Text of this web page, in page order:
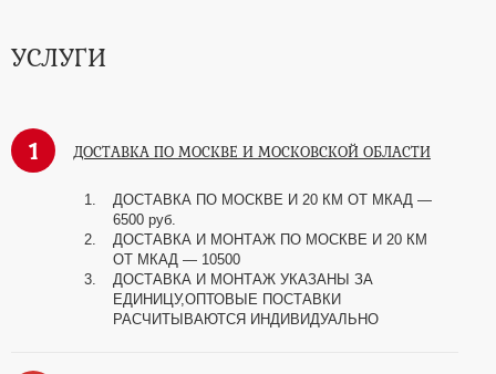
УСЛУГИ
1 ДОСТАВКА ПО МОСКВЕ И МОСКОВСКОЙ ОБЛАСТИ
ДОСТАВКА ПО МОСКВЕ И 20 КМ ОТ МКАД —
6500 руб.
ДОСТАВКА И МОНТАЖ ПО МОСКВЕ И 20 КМ
ОТ МКАД — 10500
ДОСТАВКА И МОНТАЖ УКАЗАНЫ ЗА
ЕДИНИЦУ,ОПТОВЫЕ ПОСТАВКИ
РАСЧИТЫВАЮТСЯ ИНДИВИДУАЛЬНО